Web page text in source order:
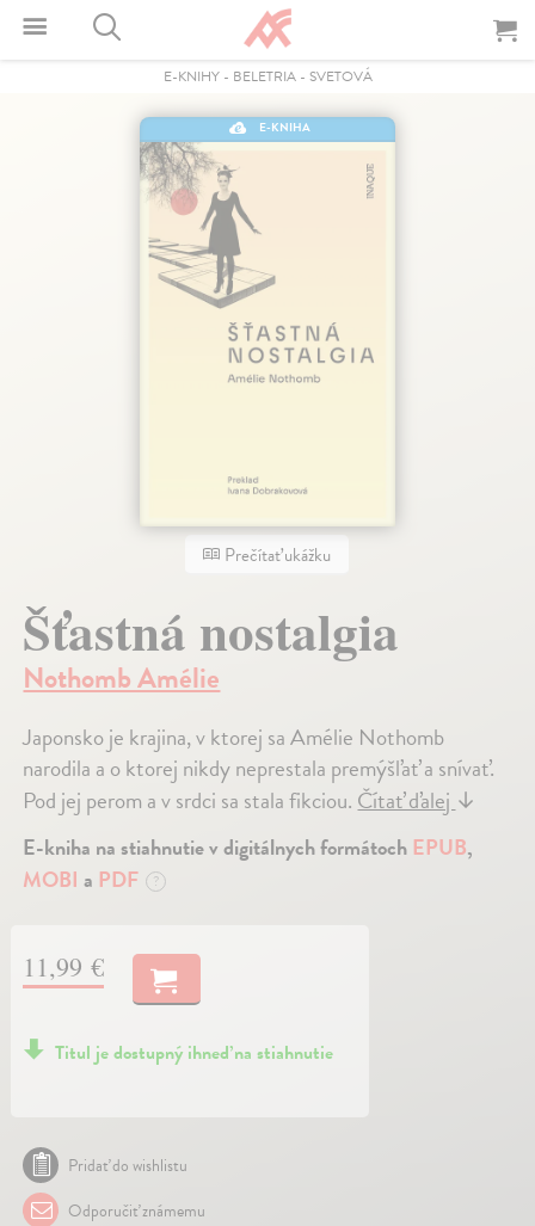
E-KNIHY- BELETRIA- SVETOVÁ
E-KNIHA
Prečítať ukážku
Šťastná nostalgia
Nothomb Amélie
Japonsko je krajina, v ktorej sa Amélie Nothomb
narodila a o ktorej nikdy neprestala premýšľať a snívať.
Pod jej perom a v srdci sa stala fikciou.Čítať ďalej↓
E-kniha na stiahnutie v digitálnych formátoch EPUB,
MOBI a PDF ?
11,99 €
Titul je dostupný ihneď na stiahnutie
Pridať do wishlistu
Odporučiť známemu